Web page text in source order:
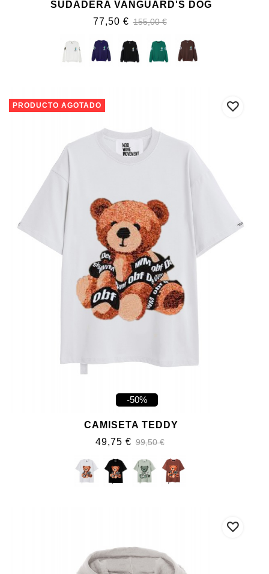
SUDADERA VANGUARD'S DOG
77,50 € 155,00 €
-50%
PRODUCTO AGOTADO
CAMISETA TEDDY
49,75 € 99,50 €